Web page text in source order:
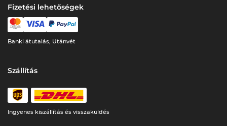
Fizetési lehetőségek
Banki átutalás, Utánvét
Szállítás
Ingyenes kiszállítás és visszaküldés